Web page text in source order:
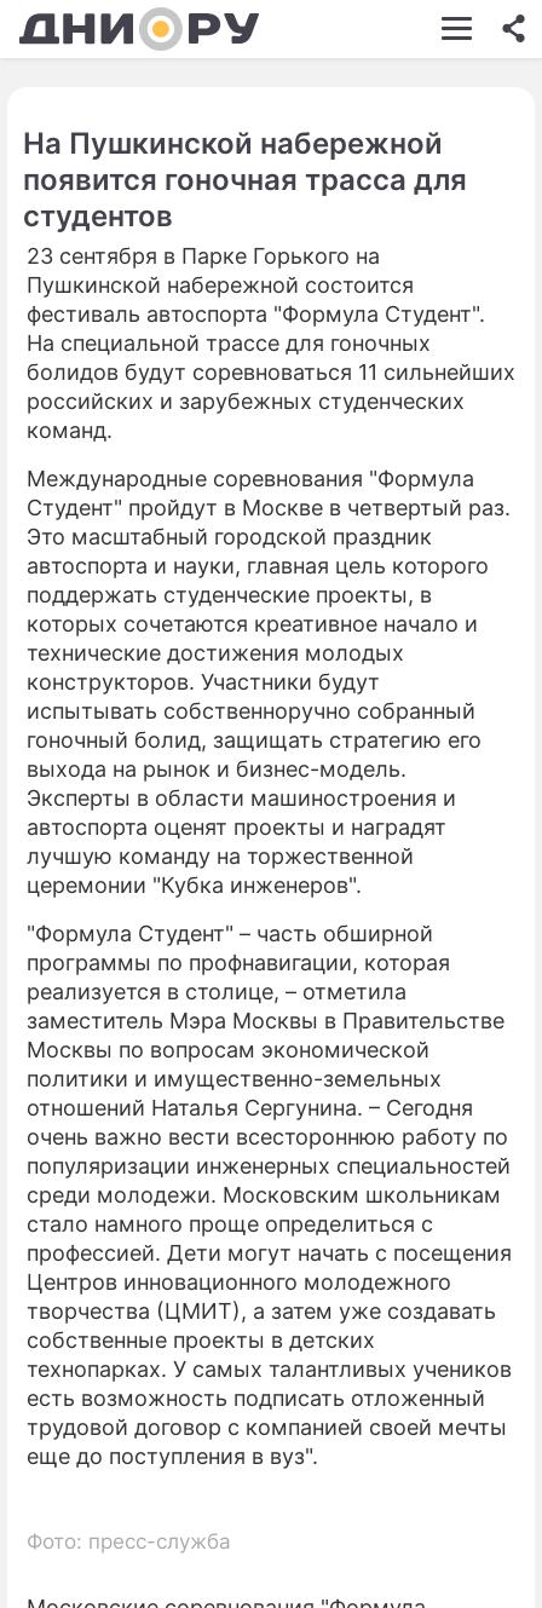
ШОУ-БИЗНЕС
КИНО
НЕДВИЖИМОСТЬ
ЗДОРОВЬЕ
ЭКОНОМИКА
ПРОИСШЕСТВИЯ
СОННИК
СЕРИАЛЫ
ИГРЫ
ПРЕСС-РЕЛИЗЫ
О ПРОЕКТЕ
На Пушкинской набережной
появится гоночная трасса для
студентов
23 сентября в Парке Горького на
Пушкинской набережной состоится
фестиваль автоспорта "Формула Студент".
На специальной трассе для гоночных
болидов будут соревноваться 11 сильнейших
российских и зарубежных студенческих
команд.
Международные соревнования "Формула
Студент" пройдут в Москве в четвертый раз.
Это масштабный городской праздник
автоспорта и науки, главная цель которого
поддержать студенческие проекты, в
которых сочетаются креативное начало и
технические достижения молодых
конструкторов. Участники будут
испытывать собственноручно собранный
гоночный болид, защищать стратегию его
выхода на рынок и бизнес-модель.
Эксперты в области машиностроения и
автоспорта оценят проекты и наградят
лучшую команду на торжественной
церемонии "Кубка инженеров".
"Формула Студент" – часть обширной
программы по профнавигации, которая
реализуется в столице, – отметила
заместитель Мэра Москвы в Правительстве
Москвы по вопросам экономической
политики и имущественно-земельных
отношений Наталья Сергунина. – Сегодня
очень важно вести всестороннюю работу по
популяризации инженерных специальностей
среди молодежи. Московским школьникам
стало намного проще определиться с
профессией. Дети могут начать с посещения
Центров инновационного молодежного
творчества (ЦМИТ), а затем уже создавать
собственные проекты в детских
технопарках. У самых талантливых учеников
есть возможность подписать отложенный
трудовой договор с компанией своей мечты
еще до поступления в вуз".
Фото: пресс-служба